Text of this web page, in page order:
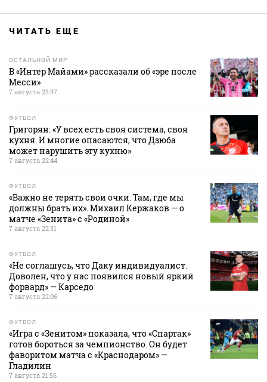
ЧИТАТЬ ЕЩЕ
ОСТАЛЬНОЙ МИР
В «Интер Майами» рассказали об «эре после
Месси»
7 августа 23:37
ФУТБОЛ
Григорян: «У всех есть своя система, своя
кухня. И многие опасаются, что Дзюба
может нарушить эту кухню»
7 августа 22:44
ФУТБОЛ
«Важно не терять свои очки. Там, где мы
должны брать их». Михаил Кержаков — о
матче «Зенита» с «Родиной»
7 августа 22:31
ФУТБОЛ
«Не соглашусь, что Даку индивидуалист.
Доволен, что у нас появился новый яркий
форвард» — Карседо
7 августа 22:06
ФУТБОЛ
«Игра с «Зенитом» показала, что «Спартак»
готов бороться за чемпионство. Он будет
фаворитом матча с «Краснодаром» —
Гладилин
7 августа 21:56